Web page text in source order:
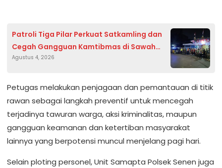
Patroli Tiga Pilar Perkuat Satkamling dan
Cegah Gangguan Kamtibmas di Sawah
Besar
Agustus 4, 2026
Petugas melakukan penjagaan dan pemantauan di titik
rawan sebagai langkah preventif untuk mencegah
terjadinya tawuran warga, aksi kriminalitas, maupun
gangguan keamanan dan ketertiban masyarakat
lainnya yang berpotensi muncul menjelang pagi hari.
Selain ploting personel, Unit Samapta Polsek Senen juga